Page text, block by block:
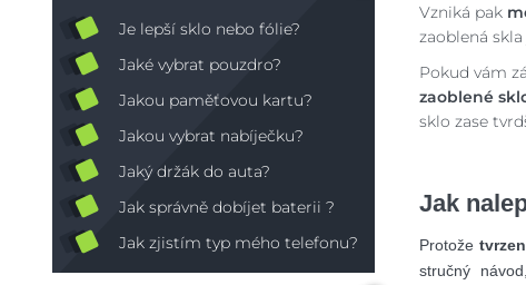
Je lepší sklo nebo fólie?
Jaké vybrat pouzdro?
Jakou paměťovou kartu?
Jakou vybrat nabíječku?
Jaký držák do auta?
Jak správně dobíjet baterii ?
Jak zjistím typ mého telefonu?
Vzniká pak
zaoblená
Pokud vám
zaoblené
sklo zase
Jak
Protože
stručný